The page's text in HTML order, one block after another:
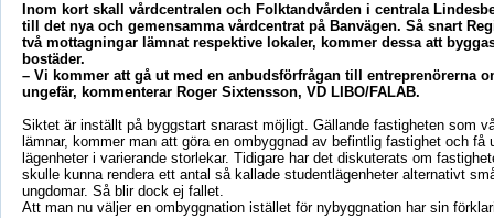
Inom kort skall vårdcentralen och Folktandvården i centrala
till det nya och gemensamma vårdcentrat på Banvägen. Så snart
två mottagningar lämnat respektive lokaler, kommer dessa att
bostäder.
– Vi kommer att gå ut med en anbudsförfrågan till entreprenörerna
ungefär, kommenterar Roger Sixtensson, VD LIBO/FALAB.
Siktet är inställt på byggstart snarast möjligt. Gällande fastigheten som
lämnar, kommer man att göra en ombyggnad av befintlig fastighet och få
lägenheter i varierande storlekar. Tidigare har det diskuterats om
skulle kunna rendera ett antal så kallade studentlägenheter alternativt
ungdomar. Så blir dock ej fallet.
Att man nu väljer en ombyggnation istället för nybyggnation har sin